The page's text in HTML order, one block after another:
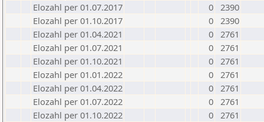
Elozahl per 01.07.2017
0 2390
Elozahl per 01.10.2017
0 2390
Elozahl per 01.04.2021
0 2761
Elozahl per 01.07.2021
0 2761
Elozahl per 01.10.2021
0 2761
Elozahl per 01.01.2022
0 2761
Elozahl per 01.04.2022
0 2761
Elozahl per 01.07.2022
0 2761
Elozahl per 01.10.2022
0 2761